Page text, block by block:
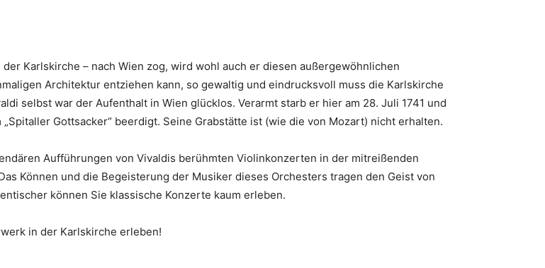
Karlskirche – nach Wien zog, wird wohl auch er diesen außergewöhnlichen
Architektur entziehen kann, so gewaltig und eindrucksvoll muss die Karlskirche
selbst war der Aufenthalt in Wien glücklos. Verarmt starb er hier am 28. Juli 1741 und
Gottsacker“ beerdigt. Seine Grabstätte ist (wie die von Mozart) nicht erhalten.
Aufführungen von Vivaldis berühmten Violinkonzerten in der mitreißenden
Können und die Begeisterung der Musiker dieses Orchesters tragen den Geist von
können Sie klassische Konzerte kaum erleben.
in der Karlskirche erleben!